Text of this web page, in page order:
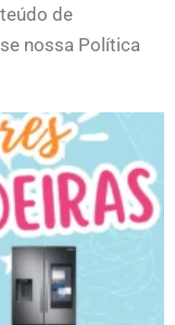
de
nossa Política